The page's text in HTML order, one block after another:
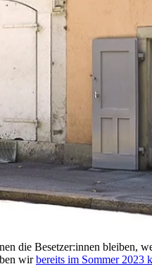
die Besetzer:innen bleiben,
wirbereits im Sommer 2023